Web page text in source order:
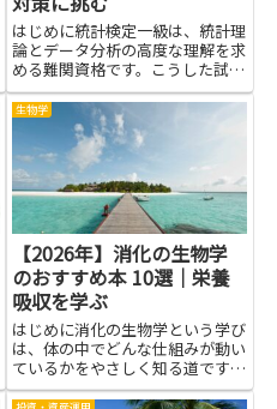
はじめに統計検定一級は、統計理
論とデータ分析の高度な理解を求
める難関資格です。こうした試験
の対策には、体系的な知識の蓄積
と、実際の問題に対する柔軟な解
法の習得が欠かせません。データ
を読み解く力や、結論を論理的に
組み立てる力を身につけると、
学...
生物学
【2026年】消化の生物学
のおすすめ本 10選｜栄養
吸収を学ぶ
はじめに消化の生物学という学び
は、体の中でどんな仕組みが動い
ているかをやさしく知る道です。
食べ物が胃や腸でどう崩れ、どの